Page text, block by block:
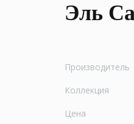
Эль
Производитель
Коллекция
Цена